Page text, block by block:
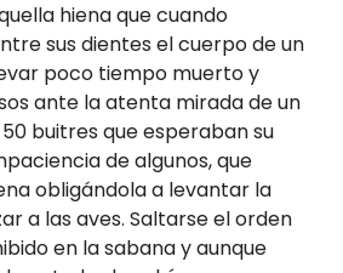
hiena que cuando
sus dientes el cuerpo de un
poco tiempo muerto y
ante la atenta mirada de un
buitres que esperaban su
de algunos, que
obligándola a levantar la
a las aves. Saltarse el orden
en la sabana y aunque